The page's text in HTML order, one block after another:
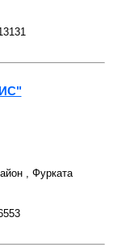
, Фурката